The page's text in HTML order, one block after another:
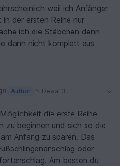
weil ich Anfänger
der ersten Reihe nur
ich die Stäbchen denn
dann nicht komplett aus
Author
Dewa13
die erste Reihe
zu beginnen und sich so die
Anfang zu sparen. Das
oder
Am besten du